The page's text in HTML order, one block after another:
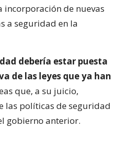
incorporación de nuevas
a seguridad en la
debería estar puesta
de las leyes que ya han
que, a su juicio,
las políticas de seguridad
gobierno anterior.